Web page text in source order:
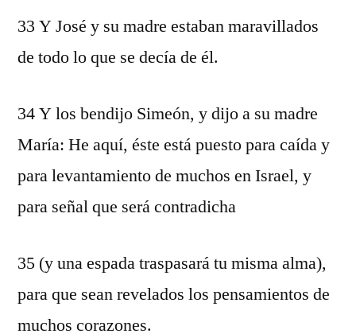
33 Y José y su madre estaban maravillados
de todo lo que se decía de él.
34 Y los bendijo Simeón, y dijo a su madre
María: He aquí, éste está puesto para caída y
para levantamiento de muchos en Israel, y
para señal que será contradicha
35 (y una espada traspasará tu misma alma),
para que sean revelados los pensamientos de
muchos corazones.